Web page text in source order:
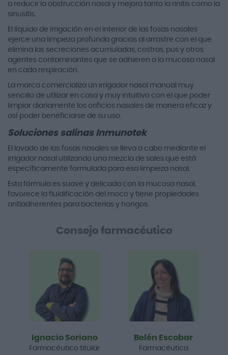
a reducir la obstrucción nasal y mejora tanto la rinitis como la
sinusitis.
El líquido de irrigación en el interior de las fosas nasales
ejerce una limpieza profunda gracias al arrastre con el que
elimina las secreciones acumuladas, costras, pus y otros
agentes contaminantes que se adhieren a la mucosa nasal
en cada respiración.
La marca comercializa un irrigador nasal manual muy
sencillo de utilizar en casa y muy intuitivo con el que poder
limpiar diariamente los orificios nasales de manera eficaz y
así poder beneficiarse de su uso.
Soluciones salinas Inmunotek
El lavado de las fosas nasales se lleva a cabo mediante el
irrigador nasal utilizando una mezcla de sales que está
específicamente formulada para esa limpieza nasal.
Esta fórmula es suave y delicada con la mucosa nasal,
favorece la fluidificación del moco y tiene propiedades
antiadherentes para bacterias y hongos.
Consejo farmacéutico
Ignacio Soriano
Farmacéutico titular
Belén Escobar
Farmacéutica